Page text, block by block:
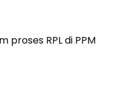
proses RPL di PPM